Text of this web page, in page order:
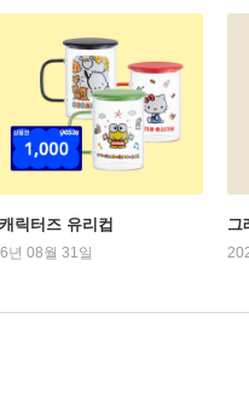
릭터즈 유리컵
년 08월 31일
그